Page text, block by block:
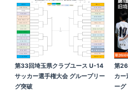
第33回埼玉県クラブユース U-14
サッカー選手権大会 グループリー
グ突破
第
カー
ーグ